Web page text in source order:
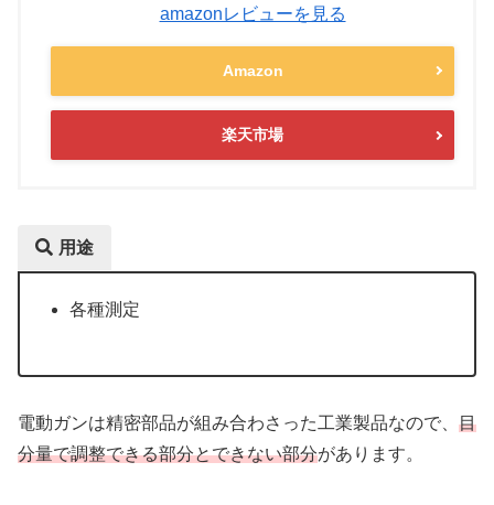
amazonレビューを見る
Amazon
楽天市場
用途
各種測定
電動ガンは精密部品が組み合わさった工業製品なので、 目
分量で調整できる部分とできない部分があります。